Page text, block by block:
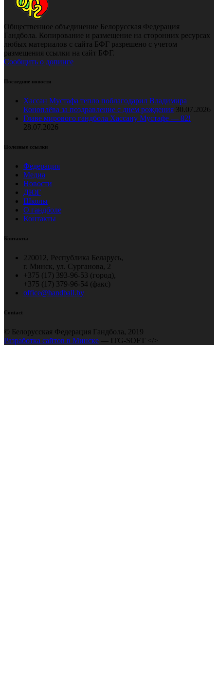
Общественное объединение Белорусская Федерация
Гандбола. Копирование и размещение на сторонних ресурсах
любых материалов с сайта БФГ разрешено с учетом
размещения ссылки на сайт БФГ.
Сообщить о допинге
Последние новости
Хассан Мустафа тепло поблагодарил Владимира
Коноплёва за поздравление с днем рождения 30.07.2026
Главе мирового гандбола Хассану Мустафе — 82!
28.07.2026
Полезные ссылки
Федерация
Медиа
Новости
ДЮГ
Школы
О гандболе
Контакты
Контакты
220012, Республика Беларусь,
г. Минск, ул. Сурганова, 2
+375 (17) 393-96-53 (город),
+375 (17) 379-96-54 (факс)
office@handball.by
Contact
© Белорусская Федерация Гандбола, 2019
Разработка сайтов в Минске — ITG-SOFT </>